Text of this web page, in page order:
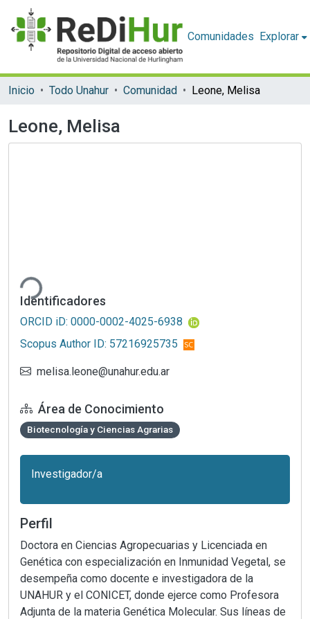
Comunidades Explorar
Inicio Todo Unahur Comunidad Leone, Melisa
Leone, Melisa
Cargando...
Identificadores
ORCID iD: 0000-0002-4025-6938
Scopus Author ID: 57216925735
melisa.leone@unahur.edu.ar
Área de Conocimiento
Biotecnología y Ciencias Agrarias
Investigador/a
Perfil
Doctora en Ciencias Agropecuarias y Licenciada en
Genética con especialización en Inmunidad Vegetal, se
desempeña como docente e investigadora de la
UNAHUR y el CONICET, donde ejerce como Profesora
Adjunta de la materia Genética Molecular. Sus líneas de